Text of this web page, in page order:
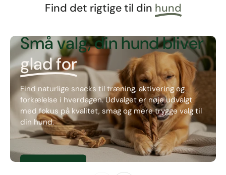
Find det rigtige til din hund
Små valg, din hund bliver
glad for
Find naturlige snacks til træning, aktivering og
forkælelse i hverdagen. Udvalget er nøje udvalgt
med fokus på kvalitet, smag og mere trygge valg til
din hund.
Se natursnacks